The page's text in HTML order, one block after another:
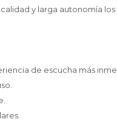
y larga autonomía
de escucha más